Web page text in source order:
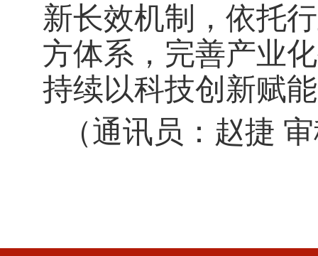
新长效机制，依托
方体系，完善产业
持续以科技创新赋
（通讯员：赵捷